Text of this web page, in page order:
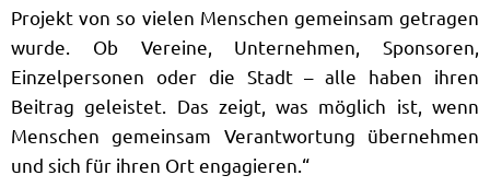
Projekt von so vielen Menschen gemeinsam getragen
wurde. Ob Vereine, Unternehmen, Sponsoren,
Einzelpersonen oder die Stadt – alle haben ihren
Beitrag geleistet. Das zeigt, was möglich ist, wenn
Menschen gemeinsam Verantwortung übernehmen
und sich für ihren Ort engagieren.“